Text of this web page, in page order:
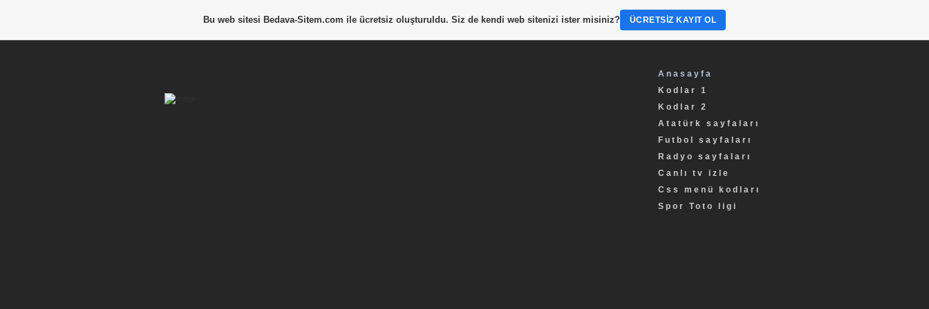
Anasayfa
Kodlar 1
Kodlar 2
Atatürk sayfaları
Futbol sayfaları
Radyo sayfaları
Canlı tv izle
Css menü kodları
Spor Toto ligi
Bu web sitesi Bedava-Sitem.com ile ücretsiz oluşturuldu. Siz de kendi web sitenizi ister misiniz? ÜCRETSIZ KAYIT OL